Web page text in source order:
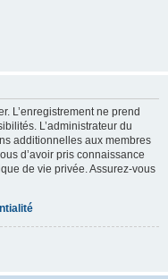
L’enregistrement ne prend
L’administrateur du
additionnelles aux membres
d’avoir pris connaissance
de vie privée. Assurez-vous